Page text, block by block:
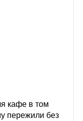
кафе в том
пережили без